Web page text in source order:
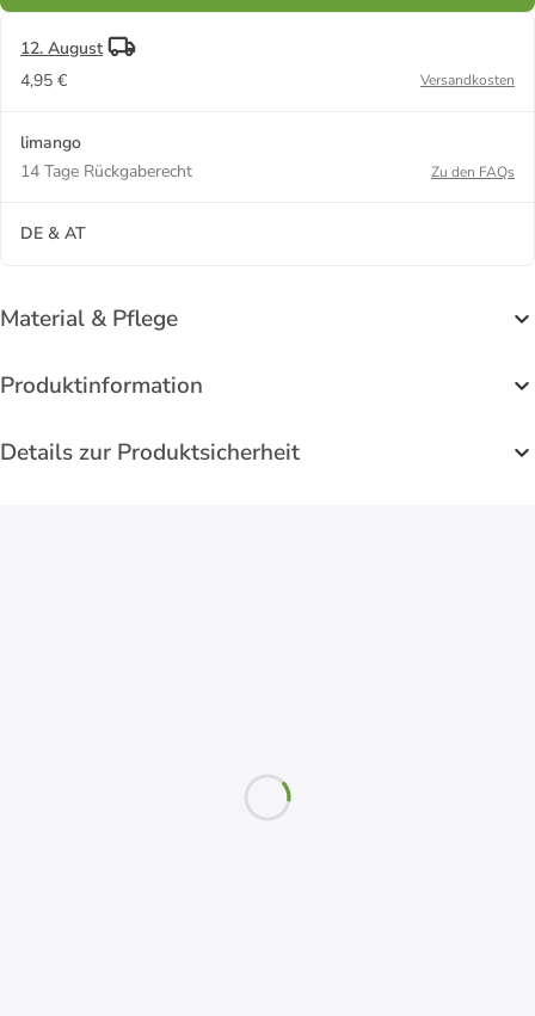
12. August
4,95 €
Versandkosten
limango
14 Tage Rückgaberecht
Zu den FAQs
DE & AT
Material & Pflege
Produktinformation
Details zur Produktsicherheit